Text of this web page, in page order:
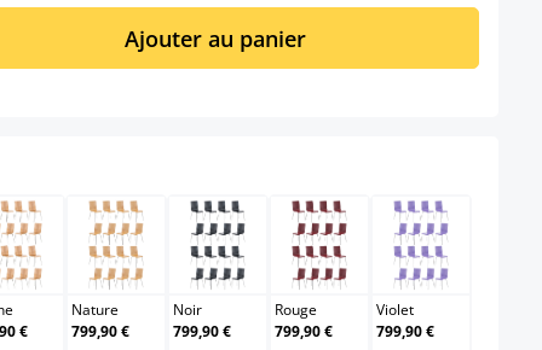
: Entrez la quantité souhaitée ou
Ajouter au panier
Chêne
€
Nature
Nature
799,90 €
Noir
Noir
799,90 €
Rouge
Rouge
799,90 €
Violet
Violet
799,90 €